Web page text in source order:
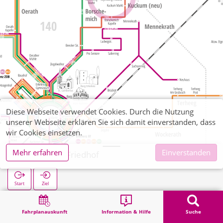
Fahrplanauskunft Information & Hilfe Suche
Keyenberg Friedhof
Start Ziel
Keyenberg Friedhof
Diese Webseite verwendet Cookies. Durch die Nutzung
unserer Webseite erklären Sie sich damit einverstanden, dass
wir Cookies einsetzen.
Mehr erfahren
Einverstanden